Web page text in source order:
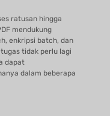
ratusan hingga
mendukung
enkripsi batch, dan
tidak perlu lagi
dapat
dalam beberapa